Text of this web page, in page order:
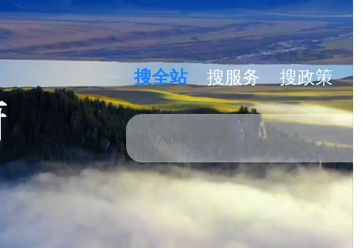
搜全站 搜服务 搜政策